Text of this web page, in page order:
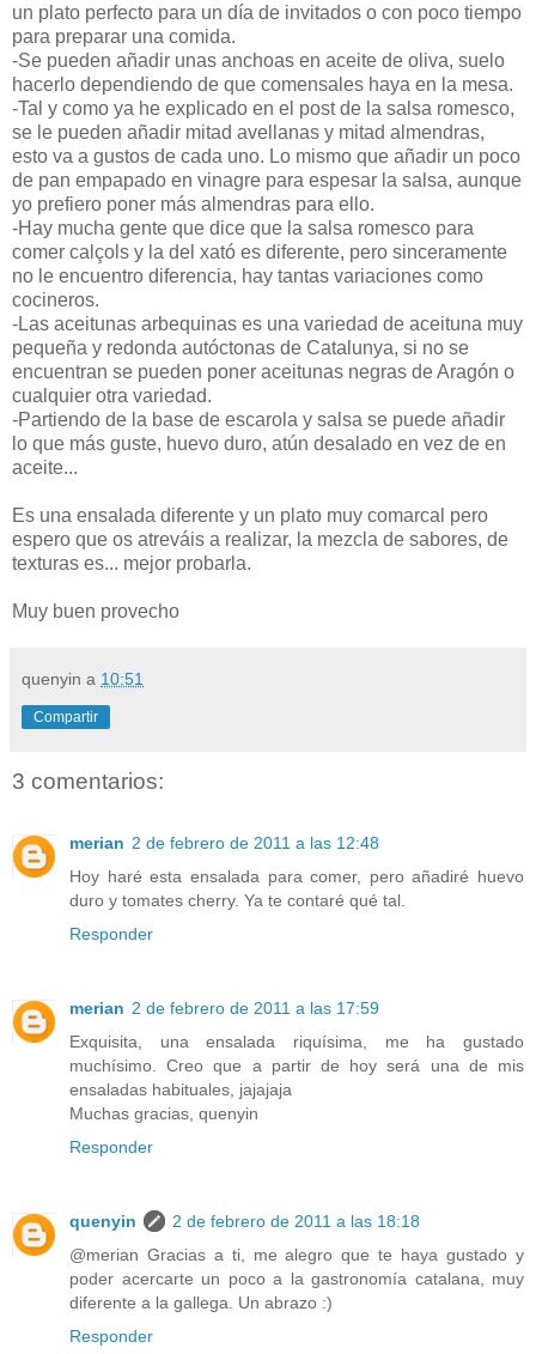
un plato perfecto para un día de invitados o con poco tiempo
para preparar una comida.
-Se pueden añadir unas anchoas en aceite de oliva, suelo
hacerlo dependiendo de que comensales haya en la mesa.
-Tal y como ya he explicado en el post de la salsa romesco,
se le pueden añadir mitad avellanas y mitad almendras,
esto va a gustos de cada uno. Lo mismo que añadir un poco
de pan empapado en vinagre para espesar la salsa, aunque
yo prefiero poner más almendras para ello.
-Hay mucha gente que dice que la salsa romesco para
comer calçols y la del xató es diferente, pero sinceramente
no le encuentro diferencia, hay tantas variaciones como
cocineros.
-Las aceitunas arbequinas es una variedad de aceituna muy
pequeña y redonda autóctonas de Catalunya, si no se
encuentran se pueden poner aceitunas negras de Aragón o
cualquier otra variedad.
-Partiendo de la base de escarola y salsa se puede añadir
lo que más guste, huevo duro, atún desalado en vez de en
aceite...
Es una ensalada diferente y un plato muy comarcal pero
espero que os atreváis a realizar, la mezcla de sabores, de
texturas es... mejor probarla.
Muy buen provecho
quenyin a 10:51
Compartir
3 comentarios:
merian 2 de febrero de 2011 a las 12:48
Hoy haré esta ensalada para comer, pero añadiré huevo
duro y tomates cherry. Ya te contaré qué tal.
Responder
merian 2 de febrero de 2011 a las 17:59
Exquisita, una ensalada riquísima, me ha gustado
muchísimo. Creo que a partir de hoy será una de mis
ensaladas habituales, jajajaja
Muchas gracias, quenyin
Responder
quenyin
2 de febrero de 2011 a las 18:18
@merian Gracias a ti, me alegro que te haya gustado y
poder acercarte un poco a la gastronomía catalana, muy
diferente a la gallega. Un abrazo :)
Responder